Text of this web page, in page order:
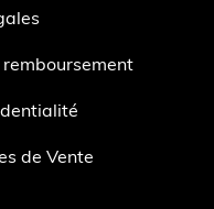
de Vente